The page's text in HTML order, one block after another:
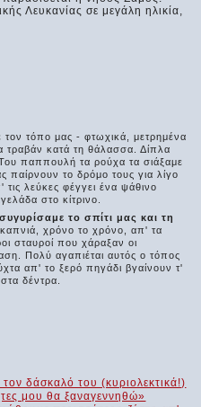
Λευκανίας σε μεγάλη ηλικία,
τόπο μας - φτωχικά, μετρημένα
τραβάν κατά τη θάλασσα. Δίπλα
Του παππουλή τα ρούχα τα σιάξαμε
παίρνουν το δρόμο τους για λίγο
λεύκες φέγγει ένα ψάθινο
στο κίτρινο.
το σπίτι μας και τη
χρόνο το χρόνο, απ' τα
σταυροί που χάραξαν οι
Πολύ αγαπιέται αυτός ο τόπος
απ' το ξερό πηγάδι βγαίνουν τ'
δέντρα.
δάσκαλό του (κυριολεκτικά!)
μου θα ξαναγεννηθώ»